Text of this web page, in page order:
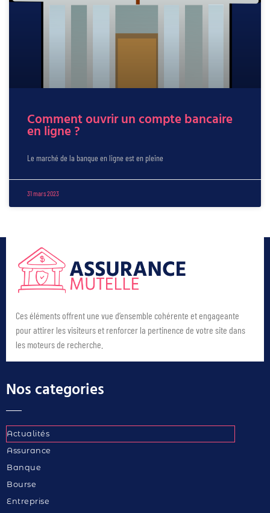
Comment ouvrir un compte bancaire
en ligne ?
Le marché de la banque en ligne est en pleine
31 mars 2023
Ces éléments offrent une vue d’ensemble cohérente et engageante
pour attirer les visiteurs et renforcer la pertinence de votre site dans
les moteurs de recherche.
Nos categories
Actualités
Assurance
Banque
Bourse
Entreprise